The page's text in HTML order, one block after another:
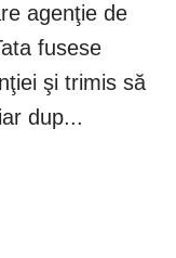
agenţie de
fusese
şi trimis să
dup...